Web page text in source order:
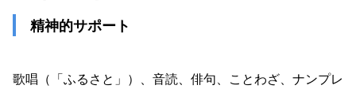
精神的サポート
歌唱（「ふるさと」）、音読、俳句、ことわざ、ナンプレ